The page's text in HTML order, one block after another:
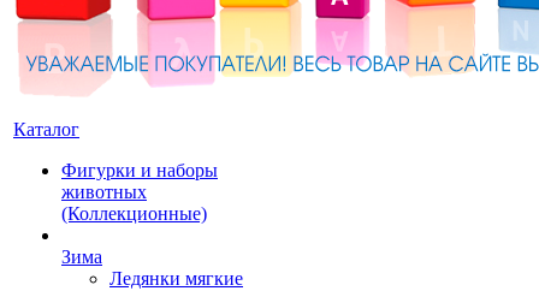
Каталог
Фигурки и наборы
животных
(Коллекционные)
Зима
Ледянки мягкие